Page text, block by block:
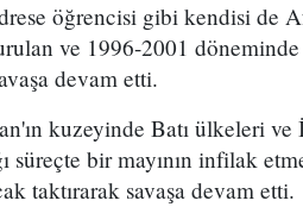
öğrencisi gibi kendisi de
ve 1996-2001
devam etti.
kuzeyinde Batı ülkeleri ve
süreçte bir mayının infilak
taktırarak savaşa devam etti.